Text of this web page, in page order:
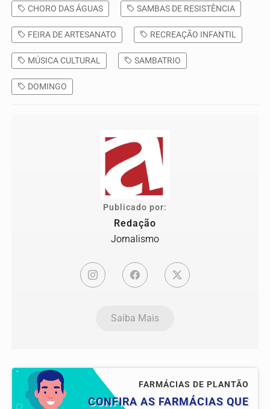
CHORO DAS ÁGUAS SAMBAS DE RESISTÊNCIA
FEIRA DE ARTESANATO RECREAÇÃO INFANTIL
MÚSICA CULTURAL SAMBATRIO
DOMINGO
Publicado por:
Redação
Jornalismo
Saiba Mais
FARMÁCIAS DE PLANTÃO
CONFIRA AS FARMÁCIAS QUE